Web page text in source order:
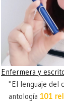
Enfermera y
"El lenguaje del
antología 101